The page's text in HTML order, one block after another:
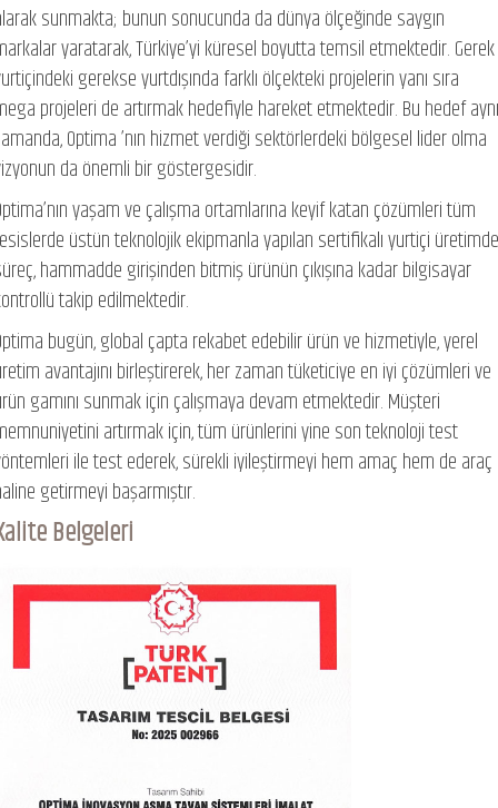
sunmakta; bunun sonucunda da dünya ölçeğinde saygın
yaratarak, Türkiye’yi küresel boyutta temsil etmektedir. Gerek
gerekse yurtdışında farklı ölçekteki projelerin yanı sıra
projeleri de artırmak hedefiyle hareket etmektedir. Bu hedef aynı
Optima ’nın hizmet verdiği sektörlerdeki bölgesel lider olma
da önemli bir göstergesidir.
yaşam ve çalışma ortamlarına keyif katan çözümleri tüm
üstün teknolojik ekipmanla yapılan sertifikalı yurtiçi üretimde
hammadde girişinden bitmiş ürünün çıkışına kadar bilgisayar
takip edilmektedir.
bugün, global çapta rekabet edebilir ürün ve hizmetiyle, yerel
avantajını birleştirerek, her zaman tüketiciye en iyi çözümleri ve
gamını sunmak için çalışmaya devam etmektedir. Müşteri
artırmak için, tüm ürünlerini yine son teknoloji test
ile test ederek, sürekli iyileştirmeyi hem amaç hem de araç
getirmeyi başarmıştır.
Belgeleri